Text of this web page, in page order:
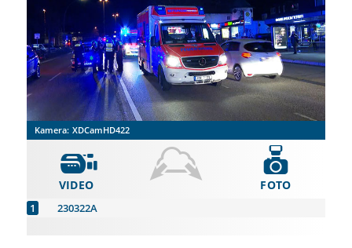
Kamera: XDCamHD422
VIDEO
230322A
FOTO